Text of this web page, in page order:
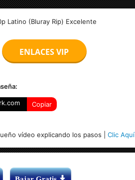
Latino (Bluray Rip) Excelente
ENLACES VIP
Copiar
vídeo explicando los pasos |Clic Aquí